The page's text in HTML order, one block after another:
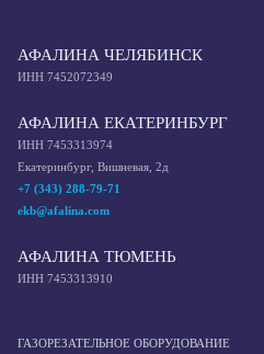
АФАЛИНА ЧЕЛЯБИНСК
ИНН 7452072349
АФАЛИНА ЕКАТЕРИНБУРГ
ИНН 7453313974
Екатеринбург, Вишневая, 2д
+7 (343) 288-79-71
ekb@afalina.com
АФАЛИНА ТЮМЕНЬ
ИНН 7453313910
ГАЗОРЕЗАТЕЛЬНОЕ ОБОРУДОВАНИЕ